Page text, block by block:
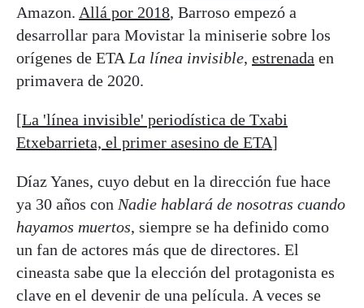
Amazon. Allá por 2018, Barroso empezó a
desarrollar para Movistar la miniserie sobre los
orígenes de ETALa línea invisible, estrenada en
primavera de 2020.
[La 'línea invisible' periodística de Txabi
Etxebarrieta, el primer asesino de ETA]
Díaz Yanes, cuyo debut en la dirección fue hace
ya 30 años con Nadie hablará de nosotras cuando
hayamos muertos, siempre se ha definido como
un fan de actores más que de directores. El
cineasta sabe que la elección del protagonista es
clave en el devenir de una película. A veces se